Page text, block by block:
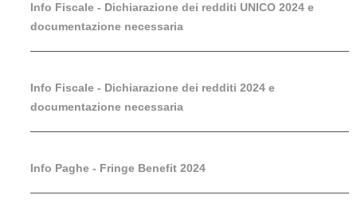
Info Fiscale - Dichiarazione dei redditi UNICO 2024 e
documentazione necessaria
Info Fiscale - Dichiarazione dei redditi 2024 e
documentazione necessaria
Info Paghe - Fringe Benefit 2024